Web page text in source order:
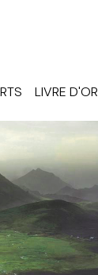
LIVRE D'OR